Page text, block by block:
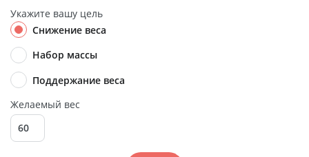
Укажите вашу цель
Снижение веса
Набор массы
Поддержание веса
Желаемый вес